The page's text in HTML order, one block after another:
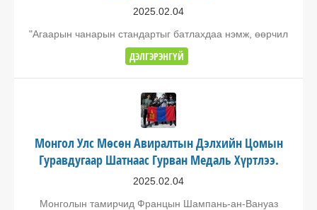
2025.02.04
"Агаарын чанарын стандартыг батлахдаа нэмж, өөрчил
ДЭЛГЭРЭНГҮЙ
Монгол Улс Мөсөн Авиралтын Дэлхийн Цомын
Гуравдугаар Шатнаас Гурван Медаль Хүртлээ.
2025.02.04
Монголын тамирчид Францын Шампань-ан-Вануаз